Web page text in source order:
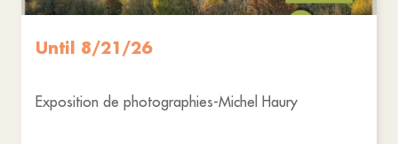
Until 8/21/26
Exposition de photographies-Michel Haury